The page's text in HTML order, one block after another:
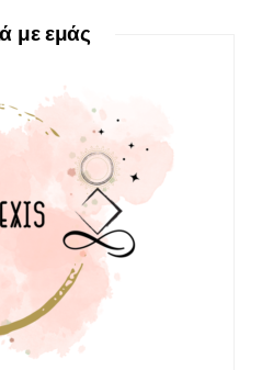
με εμάς